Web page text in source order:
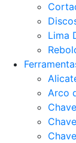
Lima
Arco